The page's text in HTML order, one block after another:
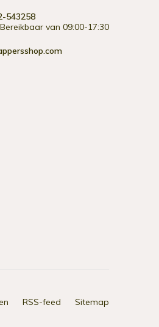
543258
van 09:00-17:30
RSS-feed Sitemap